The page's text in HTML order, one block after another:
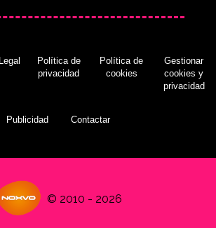
Política de
privacidad
Política de
cookies
Gestionar
cookies y
privacidad
Publicidad Contactar
© 2010 - 2026